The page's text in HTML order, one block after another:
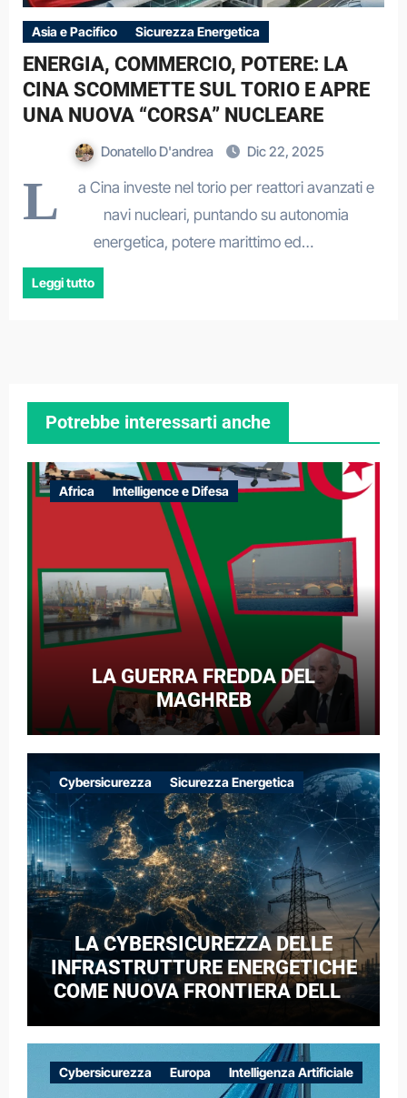
Asia e Pacifico Sicurezza Energetica
ENERGIA, COMMERCIO, POTERE: LA
CINA SCOMMETTE SUL TORIO E APRE
UNA NUOVA “CORSA” NUCLEARE
Donatello D'andrea Dic 22, 2025
L
a Cina investe nel torio per reattori avanzati e
navi nucleari, puntando su autonomia
energetica, potere marittimo ed…
Leggi tutto
Potrebbe interessarti anche
Africa Intelligence e Difesa
LA GUERRA FREDDA DEL
MAGHREB
Cybersicurezza Sicurezza Energetica
LA CYBERSICUREZZA DELLE
INFRASTRUTTURE ENERGETICHE
COME NUOVA FRONTIERA DELLA
CASO DELLE RETI ELETTRICHE
EUROPEE NEL CONTESTO DELLA
GUERRA IBRIDA
Cybersicurezza Europa Intelligenza Artificiale